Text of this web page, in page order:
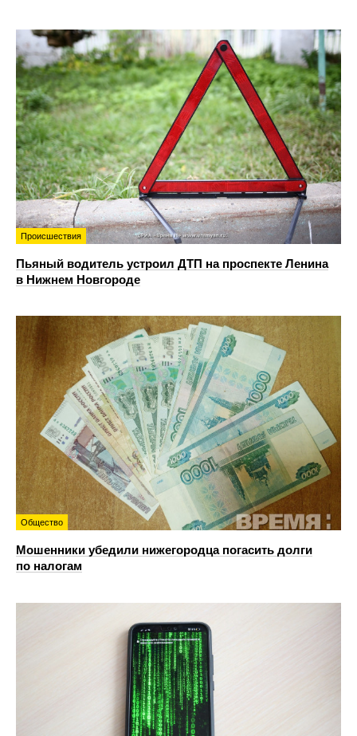
Происшествия
Пьяный водитель устроил ДТП на проспекте Ленина
в Нижнем Новгороде
Общество
Мошенники убедили нижегородца погасить долги
по налогам